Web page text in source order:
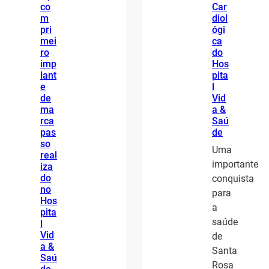
co
m
pri
mei
ro
imp
lant
e
de
ma
rca
pas
so
real
iza
do
no
Hos
pita
l
Vid
a &
Saú
Car
diol
ógi
ca
do
Hos
pita
l
Vid
a &
Saú
de
Uma
importante
conquista
para
a
saúde
de
Santa
Rosa